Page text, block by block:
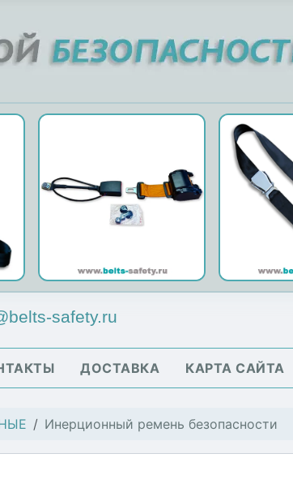
safety.ru
ДОСТАВКА КАРТА САЙТА
Инерционный ремень безопасности